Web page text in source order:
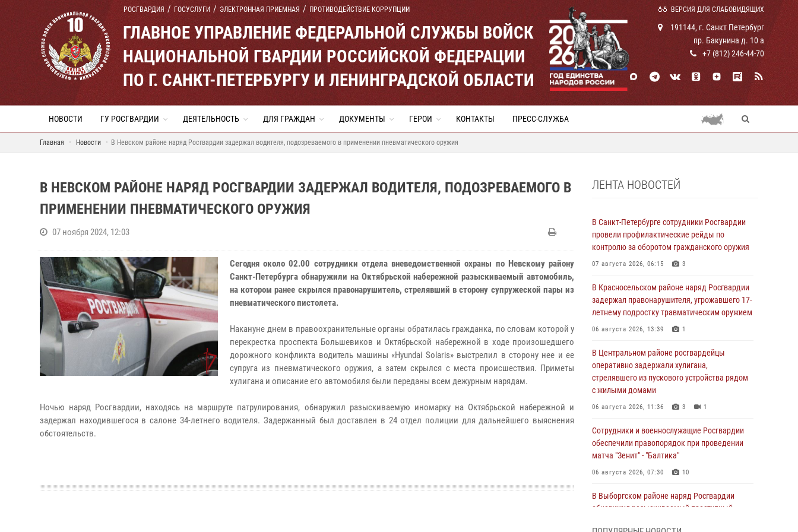
РОСГВАРДИЯ ГОСУСЛУГИ ЭЛЕКТРОННАЯ ПРИЕМНАЯ ПРОТИВОДЕЙСТВИЕ КОРРУПЦИИ ВЕРСИЯ ДЛЯ СЛАБОВИДЯЩИХ
ГЛАВНОЕ УПРАВЛЕНИЕ ФЕДЕРАЛЬНОЙ СЛУЖБЫ ВОЙСК
НАЦИОНАЛЬНОЙ ГВАРДИИ РОССИЙСКОЙ ФЕДЕРАЦИИ
ПО Г. САНКТ-ПЕТЕРБУРГУ И ЛЕНИНГРАДСКОЙ ОБЛАСТИ
191144, г. Санкт Петербург
пр. Бакунина д. 10 а
+7 (812) 246-44-70
НОВОСТИ ГУ РОСГВАРДИИ ДЕЯТЕЛЬНОСТЬ ДЛЯ ГРАЖДАН ДОКУМЕНТЫ ГЕРОИ КОНТАКТЫ ПРЕСС-СЛУЖБА
Главная Новости В Невском районе наряд Росгвардии задержал водителя, подозреваемого в применении пневматического оружия
В НЕВСКОМ РАЙОНЕ НАРЯД РОСГВАРДИИ ЗАДЕРЖАЛ ВОДИТЕЛЯ, ПОДОЗРЕВАЕМОГО В
ПРИМЕНЕНИИ ПНЕВМАТИЧЕСКОГО ОРУЖИЯ
07 ноября 2024, 12:03
Сегодня около 02.00 сотрудники отдела вневедомственной охраны по Невскому району
Санкт-Петербурга обнаружили на Октябрьской набережной разыскиваемый автомобиль,
на котором ранее скрылся правонарушитель, стрелявший в сторону супружеской пары из
пневматического пистолета.
Накануне днем в правоохранительные органы обратилась гражданка, по словам которой у
перекрестка проспекта Большевиков и Октябрьской набережной в ходе произошедшего
дорожного конфликта водитель машины «Hyundai Solaris» выстрелил в сторону нее и ее
супруга из пневматического оружия, а затем скрылся с места происшествия. Приметы
хулигана и описание его автомобиля были переданы всем дежурным нарядам.
Ночью наряд Росгвардии, находясь на маршруте патрулирования, обнаружил разыскиваемую иномарку на Октябрьской набережной и
задержал находившегося в салоне 34-летнего водителя. Задержанный был доставлен в 24 отдел полиции для дальнейшего выяснения
обстоятельств.​​​​​​​
ЛЕНТА НОВОСТЕЙ
В Санкт-Петербурге сотрудники Росгвардии
провели профилактические рейды по
контролю за оборотом гражданского оружия
07 августа 2026, 06:15 3
В Красносельском районе наряд Росгвардии
задержал правонарушителя, угрожавшего 17-
летнему подростку травматическим оружием
06 августа 2026, 13:39 1
В Центральном районе росгвардейцы
оперативно задержали хулигана,
стрелявшего из пускового устройства рядом
с жилыми домами
06 августа 2026, 11:36 3 1
Сотрудники и военнослужащие Росгвардии
обеспечили правопорядок при проведении
матча "Зенит" - "Балтика"
06 августа 2026, 07:30 10
В Выборгском районе наряд Росгвардии
обнаружил разыскиваемый преступный